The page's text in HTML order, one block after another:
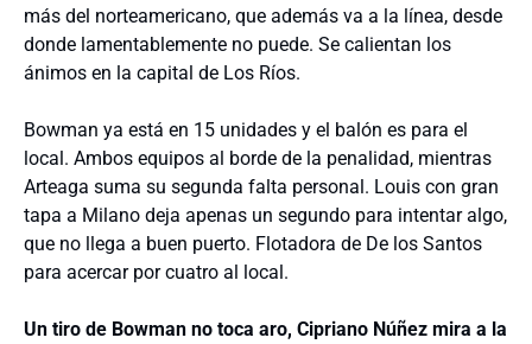
más del norteamericano, que además va a la línea, desde
donde lamentablemente no puede. Se calientan los
ánimos en la capital de Los Ríos.
Bowman ya está en 15 unidades y el balón es para el
local. Ambos equipos al borde de la penalidad, mientras
Arteaga suma su segunda falta personal. Louis con gran
tapa a Milano deja apenas un segundo para intentar algo,
que no llega a buen puerto. Flotadora de De los Santos
para acercar por cuatro al local.
Un tiro de Bowman no toca aro, Cipriano Núñez mira a la